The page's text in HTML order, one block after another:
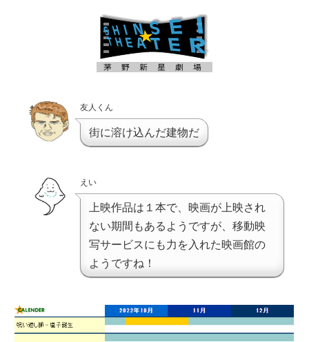
友人くん
街に溶け込んだ建物だ
えい
上映作品は１本で、映画が上映され
ない期間もあるようですが、移動映
写サービスにも力を入れた映画館の
ようですね！